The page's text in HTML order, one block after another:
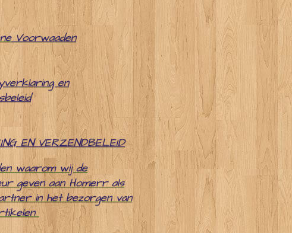
Voorwaaden
en
EN VERZENDBELEID
waarom wij de
geven aan Homerr als
in het bezorgen van